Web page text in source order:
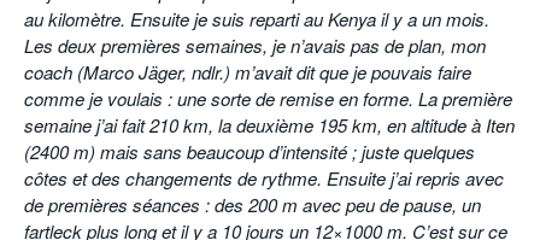
au kilomètre. Ensuite je suis reparti au Kenya il y a un mois.
Les deux premières semaines, je n’avais pas de plan, mon
coach (Marco Jäger, ndlr.) m’avait dit que je pouvais faire
comme je voulais : une sorte de remise en forme. La première
semaine j’ai fait 210 km, la deuxième 195 km, en altitude à Iten
(2400 m) mais sans beaucoup d’intensité ; juste quelques
côtes et des changements de rythme. Ensuite j’ai repris avec
de premières séances : des 200 m avec peu de pause, un
fartleck plus long et il y a 10 jours un 12×1000 m. C’est sur ce